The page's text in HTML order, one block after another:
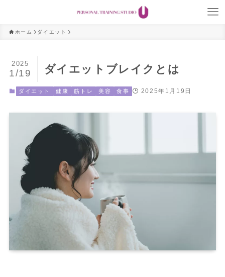
ホーム ダイエット
ダイエットブレイクとは
2025
1/19
ダイエット 健康 筋トレ 美容 食事 2025年1月19日